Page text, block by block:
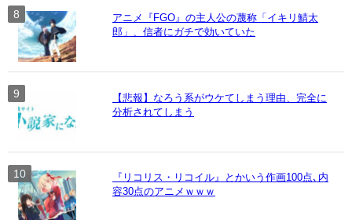
アニメ『FGO』の主人公の蔑称「イキリ鯖太
郎」、信者にガチで効いていた
【悲報】なろう系がウケてしまう理由、完全に
分析されてしまう
『リコリス・リコイル』とかいう作画100点､内
容30点のアニメｗｗｗ